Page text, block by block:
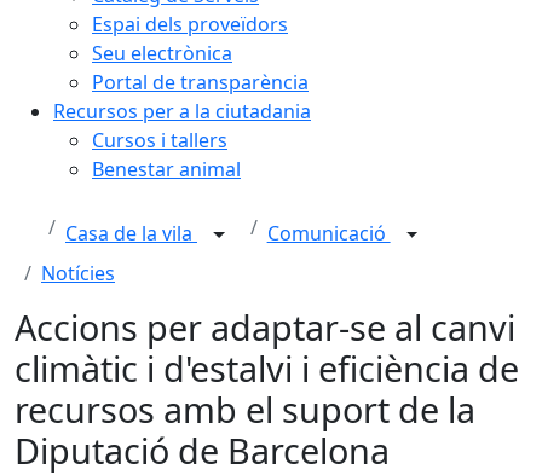
Espai dels proveïdors
Seu electrònica
Portal de transparència
Recursos per a la ciutadania
Cursos i tallers
Benestar animal
Casa de la vila
Comunicació
Notícies
Accions per adaptar-se al canvi
climàtic i d'estalvi i eficiència de
recursos amb el suport de la
Diputació de Barcelona